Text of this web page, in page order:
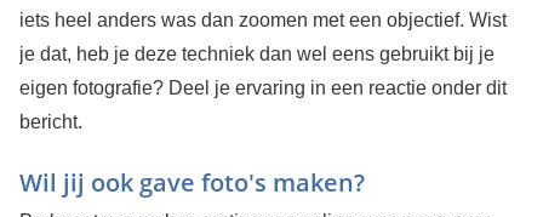
iets heel anders was dan zoomen met een objectief. Wist
je dat, heb je deze techniek dan wel eens gebruikt bij je
eigen fotografie? Deel je ervaring in een reactie onder dit
bericht.
Wil jij ook gave foto's maken?